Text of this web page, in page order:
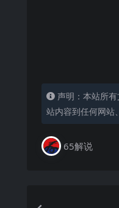
声明：本站所
站内容到任何网站
65解说